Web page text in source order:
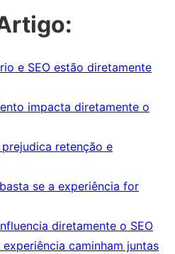
e SEO estão diretamente
impacta diretamente o
retenção e
se a experiência for
diretamente o SEO
caminham juntas